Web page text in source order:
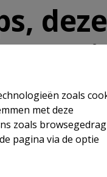
zoals
met deze
zoals
pagina via de optie